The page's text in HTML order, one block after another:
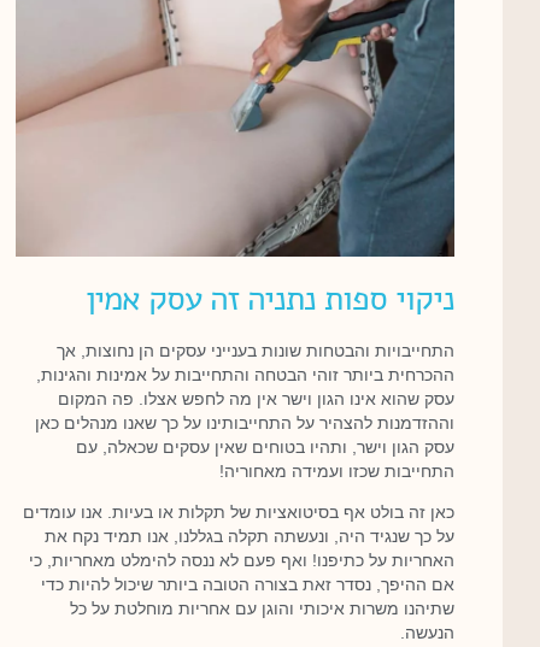
ניקוי ספות נתניה זה עסק אמין
התחייבויות והבטחות שונות בענייני עסקים הן נחוצות, אך
ההכרחית ביותר זוהי הבטחה והתחייבות על אמינות והגינות,
עסק שהוא אינו הגון וישר אין מה לחפש אצלו. פה המקום
וההזדמנות להצהיר על התחייבותינו על כך שאנו מנהלים כאן
עסק הגון וישר, ותהיו בטוחים שאין עסקים שכאלה, עם
התחייבות שכזו ועמידה מאחוריה!
כאן זה בולט אף בסיטואציות של תקלות או בעיות. אנו עומדים
על כך שנגיד היה, ונעשתה תקלה בגללנו, אנו תמיד נקח את
האחריות על כתיפנו! ואף פעם לא ננסה להימלט מאחריות, כי
אם ההיפך, נסדר זאת בצורה הטובה ביותר שיכול להיות כדי
שתיהנו משרות איכותי והוגן עם אחריות מוחלטת על כל
הנעשה.